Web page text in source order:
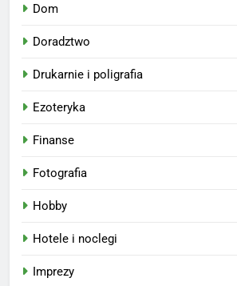
Dom
Doradztwo
Drukarnie i poligrafia
Ezoteryka
Finanse
Fotografia
Hobby
Hotele i noclegi
Imprezy